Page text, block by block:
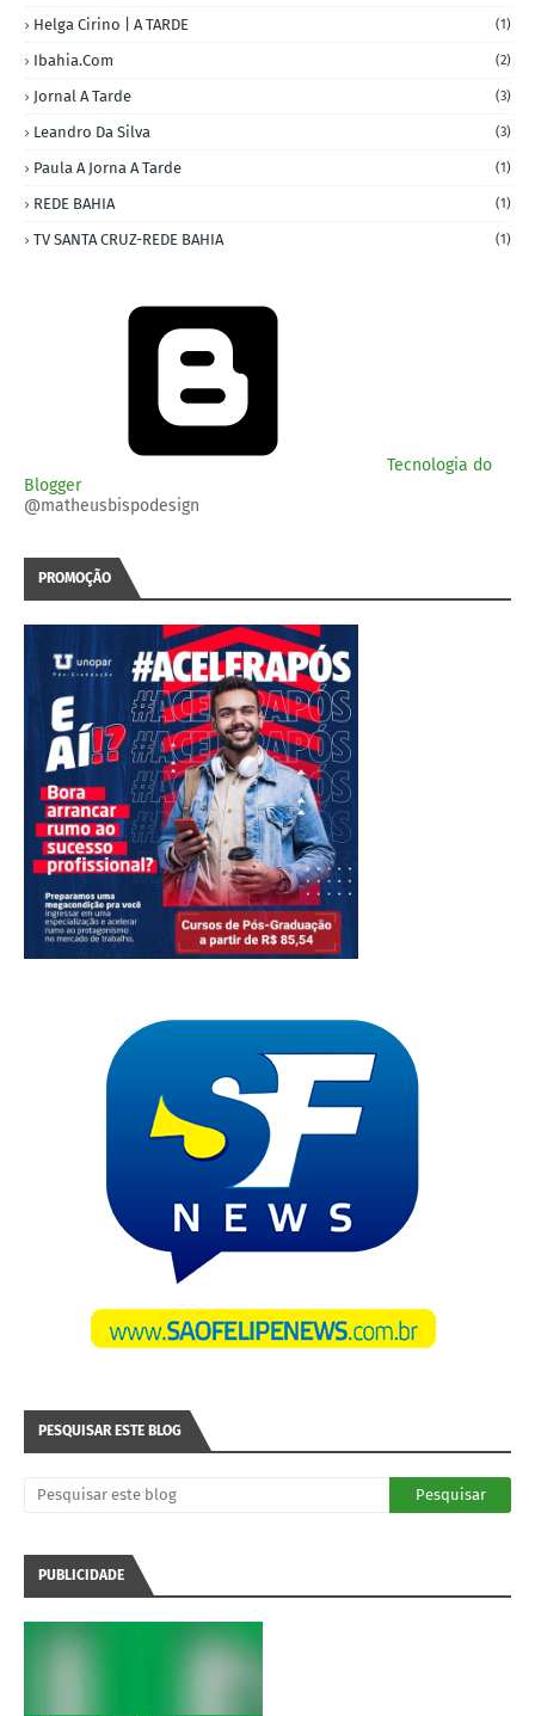
Helga Cirino | A TARDE (1)
Ibahia.com (2)
Jornal A Tarde (3)
Leandro Da Silva (3)
Paula A Jorna A Tarde (1)
REDE BAHIA (1)
TV SANTA CRUZ-REDE BAHIA (1)
Tecnologia do
Blogger
@matheusbispodesign
PROMOÇÃO
PESQUISAR ESTE BLOG
PUBLICIDADE